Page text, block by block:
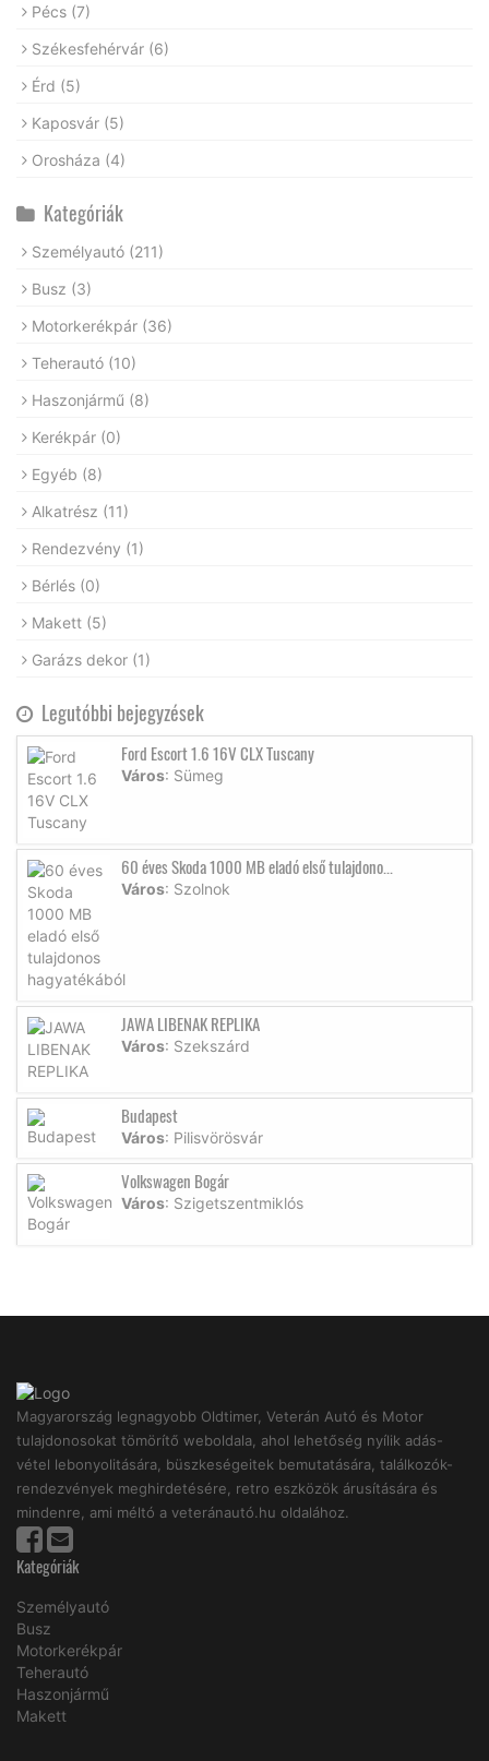
Pécs (7)
Székesfehérvár (6)
Érd (5)
Kaposvár (5)
Orosháza (4)
Kategóriák
Személyautó (211)
Busz (3)
Motorkerékpár (36)
Teherautó (10)
Haszonjármű (8)
Kerékpár (0)
Egyéb (8)
Alkatrész (11)
Rendezvény (1)
Bérlés (0)
Makett (5)
Garázs dekor (1)
Legutóbbi bejegyzések
Ford Escort 1.6 16V CLX Tuscany
Város: Sümeg
60 éves Skoda 1000 MB eladó első tulajdono...
Város: Szolnok
JAWA LIBENAK REPLIKA
Város: Szekszárd
Budapest
Város: Pilisvörösvár
Volkswagen Bogár
Város: Szigetszentmiklós
Magyarország legnagyobb Oldtimer, Veterán Autó és Motor
tulajdonosokat tömörítő weboldala, ahol lehetőség nyílik adás-
vétel lebonyolitására, büszkeségeitek bemutatására, találkozók-
rendezvények meghirdetésére, retro eszközök árusítására és
mindenre, ami méltó a veteránautó.hu oldalához.
Kategóriák
Személyautó
Busz
Motorkerékpár
Teherautó
Haszonjármű
Makett